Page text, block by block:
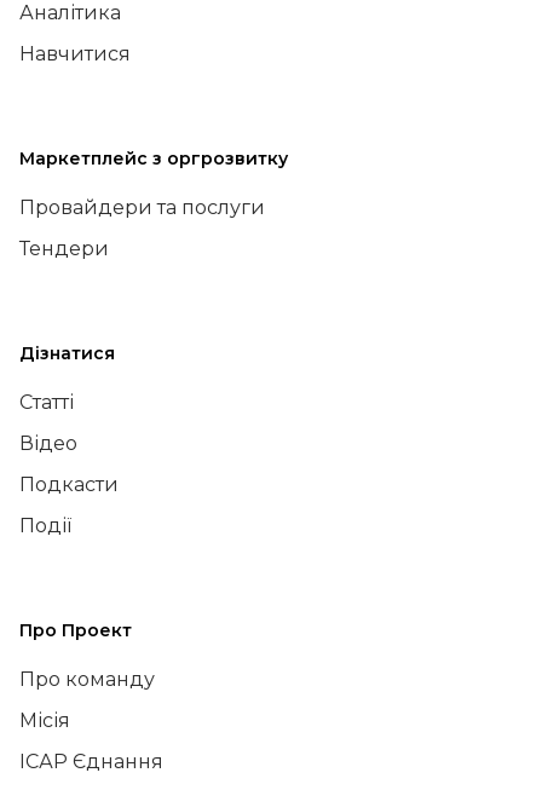
Аналітика
Навчитися
Маркетплейс з оргрозвитку
Провайдери та послуги
Тендери
Дізнатися
Статті
Відео
Подкасти
Події
Про Проект
Про команду
Місія
ІСАР Єднання